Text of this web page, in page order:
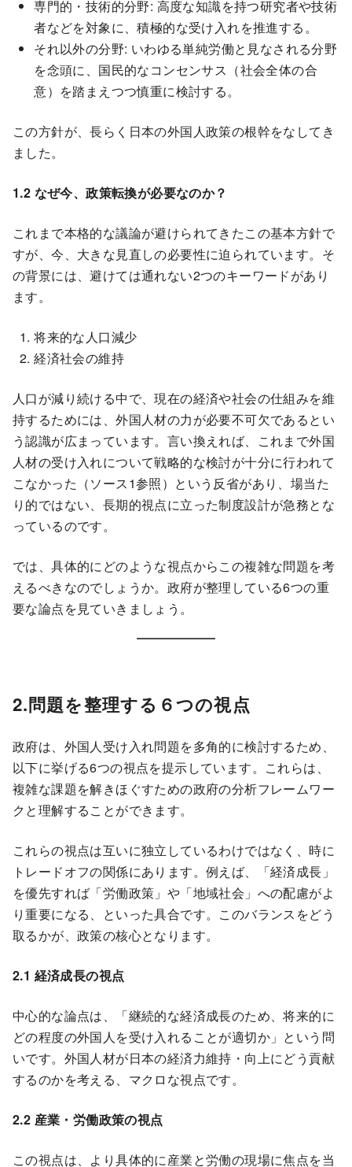
専門的・技術的分野: 高度な知識を持つ研究者や技術
者などを対象に、積極的な受け入れを推進する。
それ以外の分野: いわゆる単純労働と見なされる分野
を念頭に、国民的なコンセンサス（社会全体の合
意）を踏まえつつ慎重に検討する。
この方針が、長らく日本の外国人政策の根幹をなしてき
ました。
1.2 なぜ今、政策転換が必要なのか？
これまで本格的な議論が避けられてきたこの基本方針で
すが、今、大きな見直しの必要性に迫られています。そ
の背景には、避けては通れない2つのキーワードがあり
ます。
将来的な人口減少
経済社会の維持
人口が減り続ける中で、現在の経済や社会の仕組みを維
持するためには、外国人材の力が必要不可欠であるとい
う認識が広まっています。言い換えれば、これまで外国
人材の受け入れについて戦略的な検討が十分に行われて
こなかった（ソース1参照）という反省があり、場当た
り的ではない、長期的視点に立った制度設計が急務とな
っているのです。
では、具体的にどのような視点からこの複雑な問題を考
えるべきなのでしょうか。政府が整理している6つの重
要な論点を見ていきましょう。
2.問題を整理する６つの視点
政府は、外国人受け入れ問題を多角的に検討するため、
以下に挙げる6つの視点を提示しています。これらは、
複雑な課題を解きほぐすための政府の分析フレームワー
クと理解することができます。
これらの視点は互いに独立しているわけではなく、時に
トレードオフの関係にあります。例えば、「経済成長」
を優先すれば「労働政策」や「地域社会」への配慮がよ
り重要になる、といった具合です。このバランスをどう
取るかが、政策の核心となります。
2.1 経済成長の視点
中心的な論点は、「継続的な経済成長のため、将来的に
どの程度の外国人を受け入れることが適切か」という問
いです。外国人材が日本の経済力維持・向上にどう貢献
するのかを考える、マクロな視点です。
2.2 産業・労働政策の視点
この視点は、より具体的に産業と労働の現場に焦点を当